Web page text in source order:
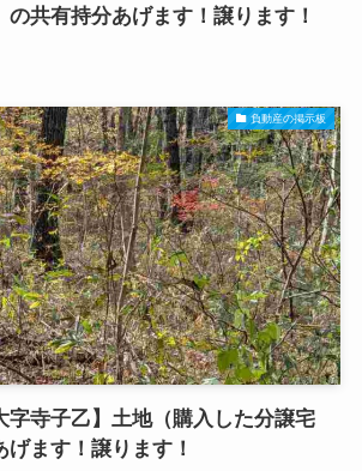
の共有持分あげます！譲ります！
負動産の掲示板
字寺子乙】土地（購入した分譲宅
ます！譲ります！